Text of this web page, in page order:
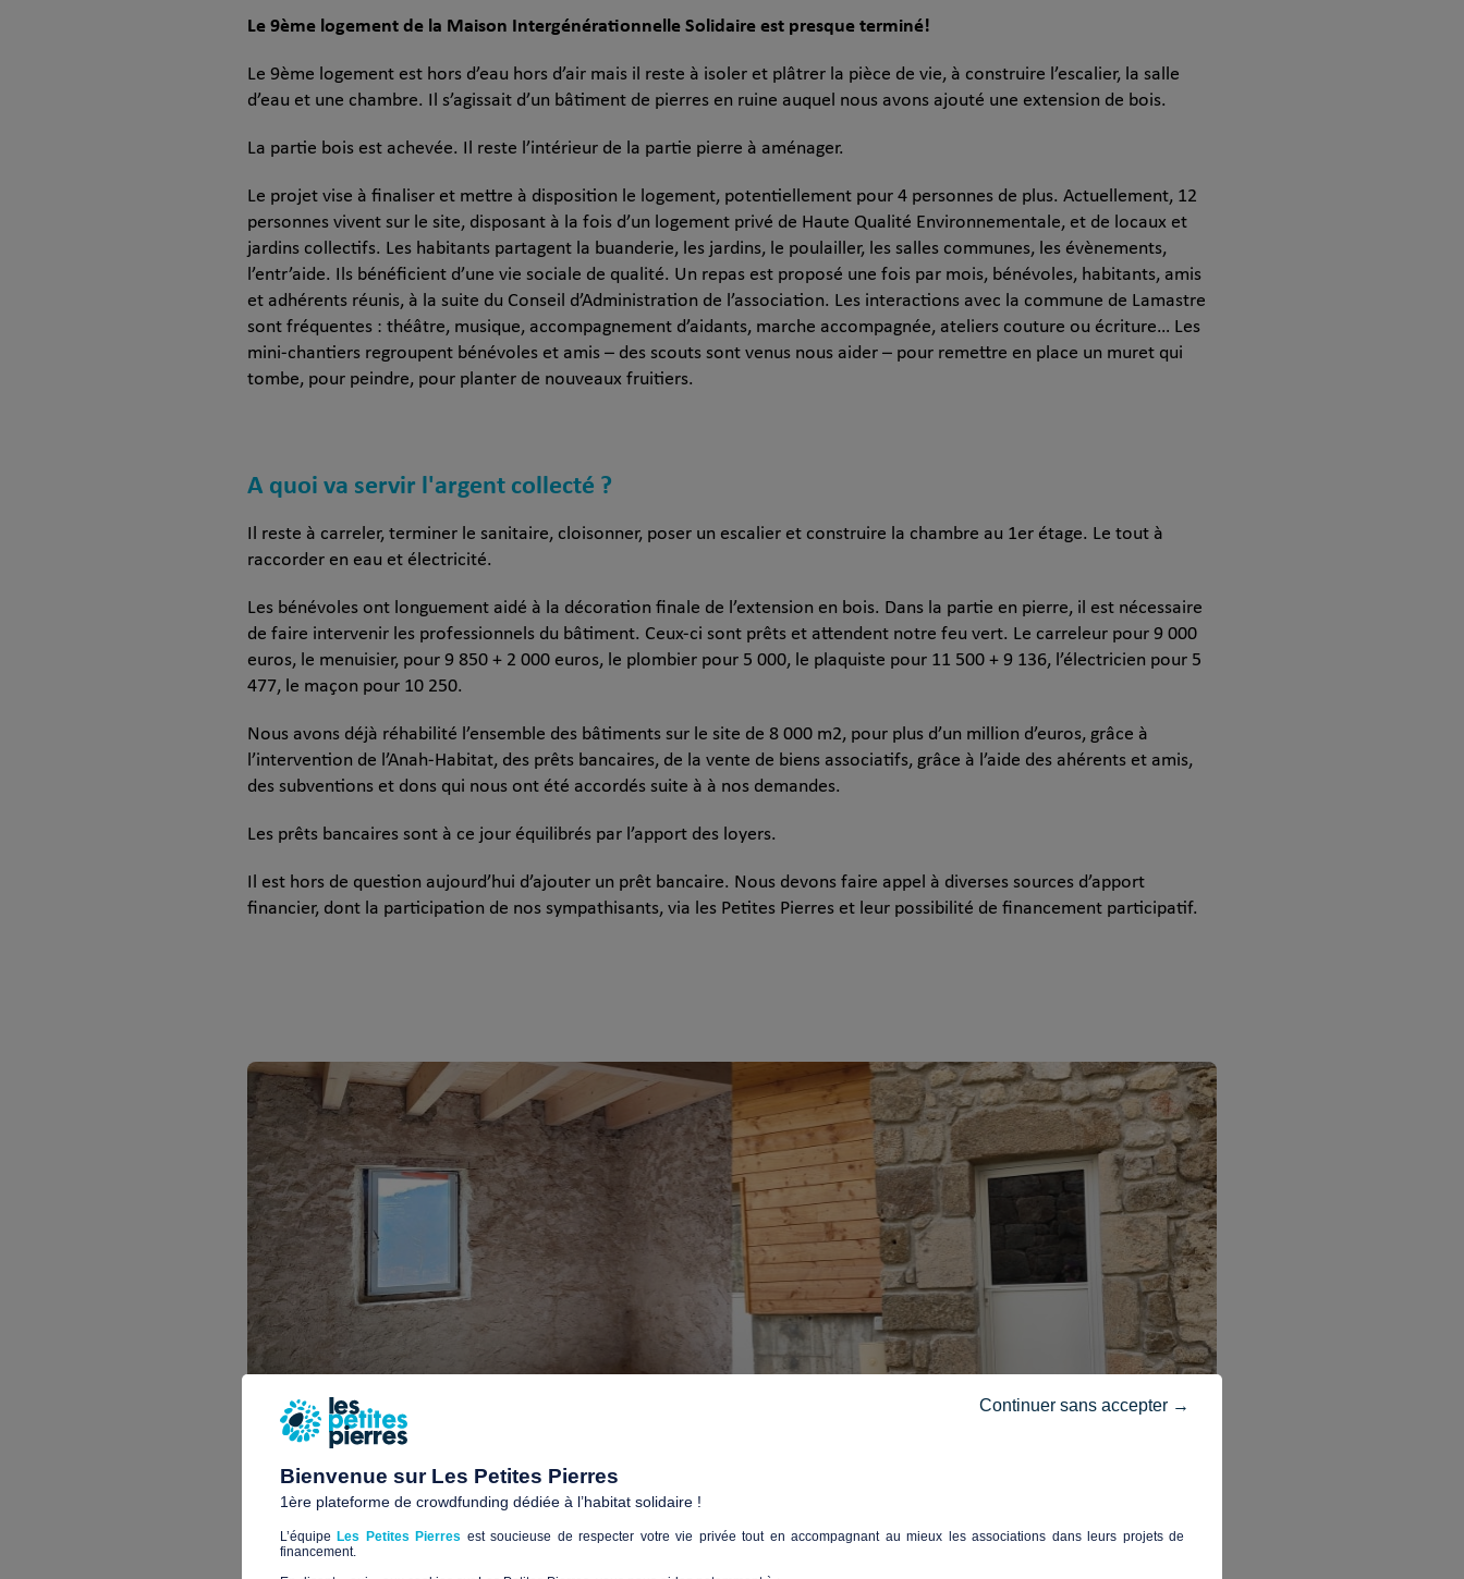
Le 9ème logement de la Maison Intergénérationnelle Solidaire est presque terminé!
Le 9ème logement est hors d’eau hors d’air mais il reste à isoler et plâtrer la pièce de vie, à construire l’escalier, la salle
d’eau et une chambre. Il s’agissait d’un bâtiment de pierres en ruine auquel nous avons ajouté une extension de bois.
La partie bois est achevée. Il reste l’intérieur de la partie pierre à aménager.
Le projet vise à finaliser et mettre à disposition le logement, potentiellement pour 4 personnes de plus. Actuellement, 12
personnes vivent sur le site, disposant à la fois d’un logement privé de Haute Qualité Environnementale, et de locaux et
jardins collectifs. Les habitants partagent la buanderie, les jardins, le poulailler, les salles communes, les évènements,
l’entr’aide. Ils bénéficient d’une vie sociale de qualité. Un repas est proposé une fois par mois, bénévoles, habitants, amis
et adhérents réunis, à la suite du Conseil d’Administration de l’association. Les interactions avec la commune de Lamastre
sont fréquentes : théâtre, musique, accompagnement d’aidants, marche accompagnée, ateliers couture ou écriture… Les
mini-chantiers regroupent bénévoles et amis – des scouts sont venus nous aider – pour remettre en place un muret qui
tombe, pour peindre, pour planter de nouveaux fruitiers.
A quoi va servir l'argent collecté ?
Il reste à carreler, terminer le sanitaire, cloisonner, poser un escalier et construire la chambre au 1er étage. Le tout à
raccorder en eau et électricité.
Les bénévoles ont longuement aidé à la décoration finale de l’extension en bois. Dans la partie en pierre, il est nécessaire
de faire intervenir les professionnels du bâtiment. Ceux-ci sont prêts et attendent notre feu vert. Le carreleur pour 9 000
euros, le menuisier, pour 9 850 + 2 000 euros, le plombier pour 5 000, le plaquiste pour 11 500 + 9 136, l’électricien pour 5
477, le maçon pour 10 250.
Nous avons déjà réhabilité l’ensemble des bâtiments sur le site de 8 000 m2, pour plus d’un million d’euros, grâce à
l’intervention de l’Anah-Habitat, des prêts bancaires, de la vente de biens associatifs, grâce à l’aide des ahérents et amis,
des subventions et dons qui nous ont été accordés suite à à nos demandes.
Les prêts bancaires sont à ce jour équilibrés par l’apport des loyers.
Il est hors de question aujourd’hui d’ajouter un prêt bancaire. Nous devons faire appel à diverses sources d’apport
financier, dont la participation de nos sympathisants, via les Petites Pierres et leur possibilité de financement participatif.
Bienvenue sur Les Petites Pierres
1ère plateforme de crowdfunding dédiée à l’habitat solidaire !
L’équipe Les Petites Pierres est soucieuse de respecter votre vie privée tout en accompagnant au mieux les associations dans leurs projets de
financement.
Continuer sans accepter →